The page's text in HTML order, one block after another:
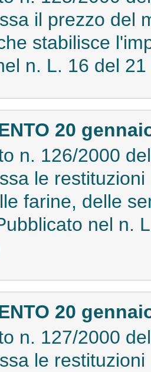
il prezzo del
stabilisce
n. L. 16 del
20
n. 126/2000
le
farine, delle
nel n.
20
n. 127/2000
le